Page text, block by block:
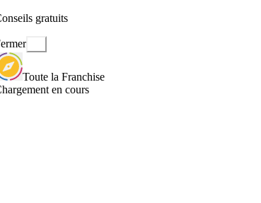
gratuits
Toute la Franchise
en cours